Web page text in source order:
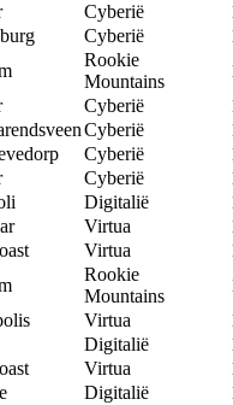
Cyberië
Cyberië
Rookie
Mountains
Cyberië
Cyberië
Cyberië
Cyberië
Digitalië
Virtua
Virtua
Rookie
Mountains
Virtua
Digitalië
Virtua
Digitalië